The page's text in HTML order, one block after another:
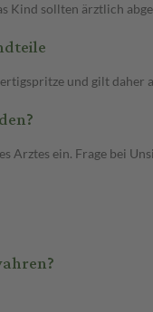
Kind sollten ärztlich
und gilt daher
Arztes ein. Frage bei